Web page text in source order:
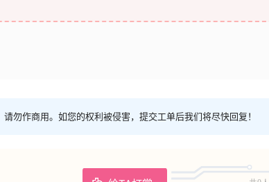
勿作商用。如您的权利被侵害，提交工单后我们将尽快回复！